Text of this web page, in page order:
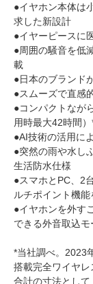
●イヤホン本体は
求した新設計
●イヤーピースに
●周囲の騒音を低
載
●日本のブランド
●スムーズで直感
●コンパクトなが
用時最大42時間
●AI技術の活用に
●突然の雨や水し
生活防水仕様
●スマホとPC、2
ルチポイント機能
●イヤホンを外す
できる外音取込モ
*当社調べ。2023
搭載完全ワイヤ
合計の寸法として